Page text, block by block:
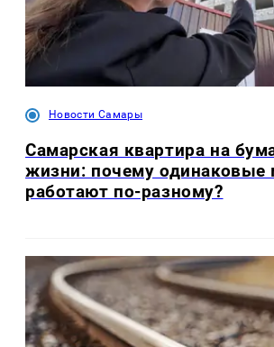
Новости Самары
Самарская квартира на
жизни: почему одинаковые
работают по-разному?